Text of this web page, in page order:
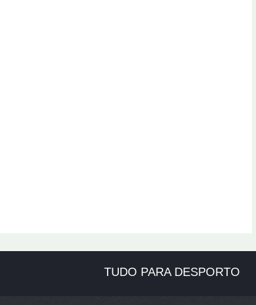
TUDO PARA DESPORTO